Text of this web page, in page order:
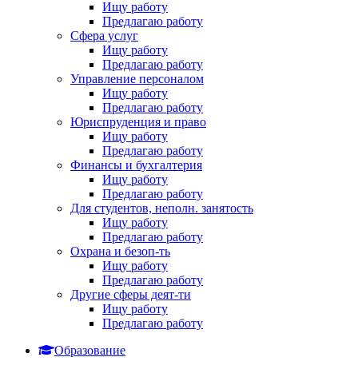
Ищу работу
Предлагаю работу
Сфера услуг
Ищу работу
Предлагаю работу
Управление персоналом
Ищу работу
Предлагаю работу
Юриспруденция и право
Ищу работу
Предлагаю работу
Финансы и бухгалтерия
Ищу работу
Предлагаю работу
Для студентов, неполн. занятость
Ищу работу
Предлагаю работу
Охрана и безоп-ть
Ищу работу
Предлагаю работу
Другие сферы деят-ти
Ищу работу
Предлагаю работу
Образование